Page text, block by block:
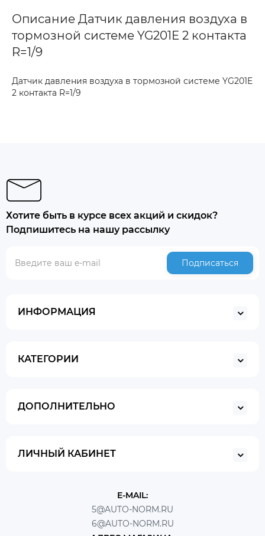
Описание Датчик давления воздуха в
тормозной системе YG201E 2 контакта
R=1/9
Датчик давления воздуха в тормозной системе YG201E
2 контакта R=1/9
Хотите быть в курсе всех акций и скидок?
Подпишитесь на нашу рассылку
Подписаться
ИНФОРМАЦИЯ
КАТЕГОРИИ
ДОПОЛНИТЕЛЬНО
ЛИЧНЫЙ КАБИНЕТ
E-MAIL:
5@AUTO-NORM.RU
6@AUTO-NORM.RU